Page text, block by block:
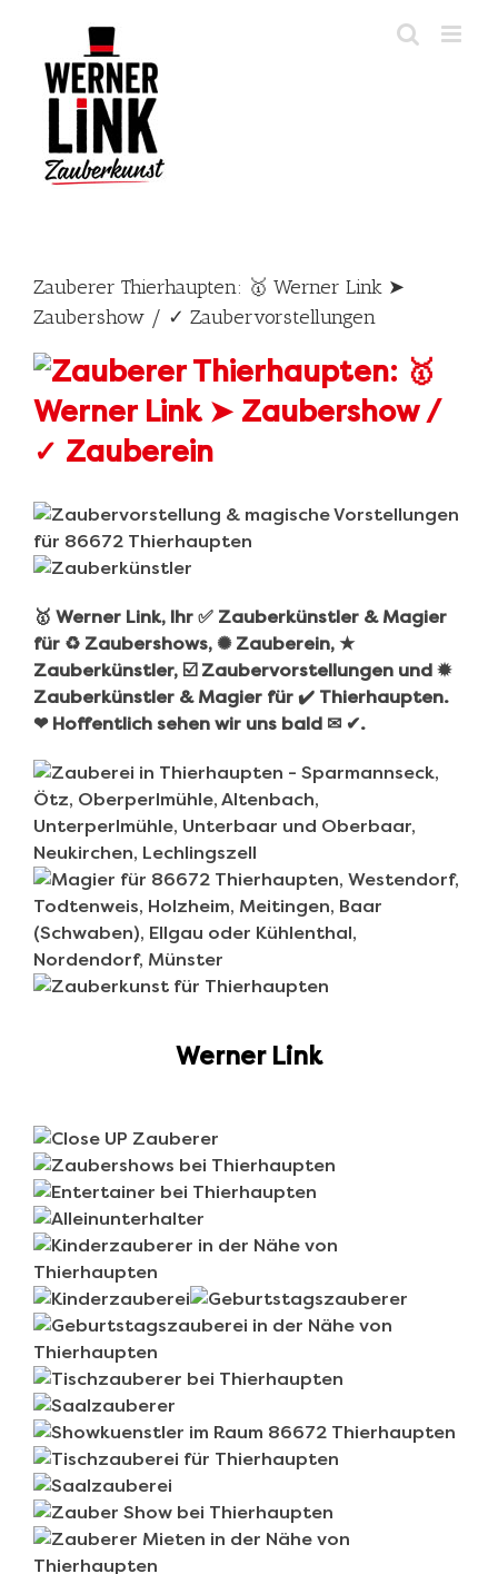
content
Zauberer Thierhaupten: 🥇 Werner Link ➤
Zaubershow / ✓ Zaubervorstellungen
🥇 Werner Link, Ihr ✅ Zauberkünstler & Magier
für ♻ Zaubershows, ✺ Zauberein, ★
Zauberkünstler, ☑️ Zaubervorstellungen und ✹
Zauberkünstler & Magier für ✔️ Thierhaupten.
❤ Hoffentlich sehen wir uns bald ✉ ✔.
Werner Link